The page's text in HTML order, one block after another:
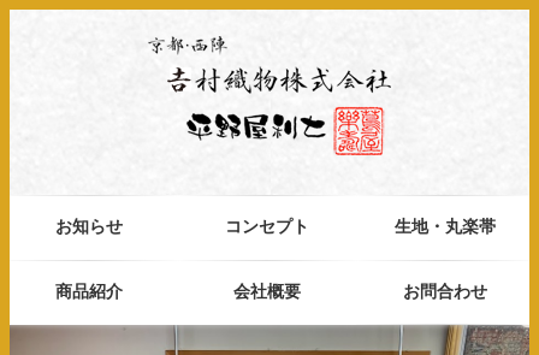
お知らせ コンセプト 生地・丸楽帯
商品紹介 会社概要 お問合わせ